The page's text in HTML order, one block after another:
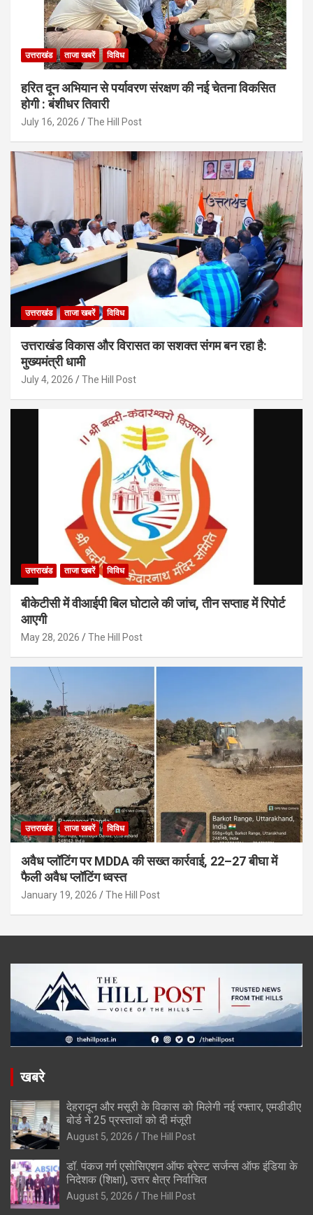
उत्तराखंड ताजा खबरें विविध
हरित दून अभियान से पर्यावरण संरक्षण की नई चेतना विकसित
होगी : बंशीधर तिवारी
July 16, 2026 The Hill Post
उत्तराखंड ताजा खबरें विविध
उत्तराखंड विकास और विरासत का सशक्त संगम बन रहा है:
मुख्यमंत्री धामी
July 4, 2026 The Hill Post
उत्तराखंड ताजा खबरें विविध
बीकेटीसी में वीआईपी बिल घोटाले की जांच, तीन सप्ताह में रिपोर्ट
आएगी
May 28, 2026 The Hill Post
उत्तराखंड ताजा खबरें विविध
अवैध प्लॉटिंग पर MDDA की सख्त कार्रवाई, 22–27 बीघा में
फैली अवैध प्लॉटिंग ध्वस्त
January 19, 2026 The Hill Post
खबरे
देहरादून और मसूरी के विकास को मिलेगी नई रफ्तार, एमडीडीए
बोर्ड ने 25 प्रस्तावों को दी मंजूरी
August 5, 2026 The Hill Post
डॉ. पंकज गर्ग एसोसिएशन ऑफ ब्रेस्ट सर्जन्स ऑफ इंडिया के
निदेशक (शिक्षा), उत्तर क्षेत्र निर्वाचित
August 5, 2026 The Hill Post